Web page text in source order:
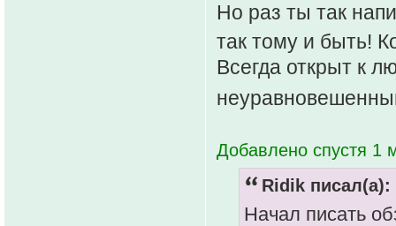
Но раз ты так
так тому и быть!
Всегда открыт к
Добавлено спустя 1
Ridik писал(а):
Начал писать